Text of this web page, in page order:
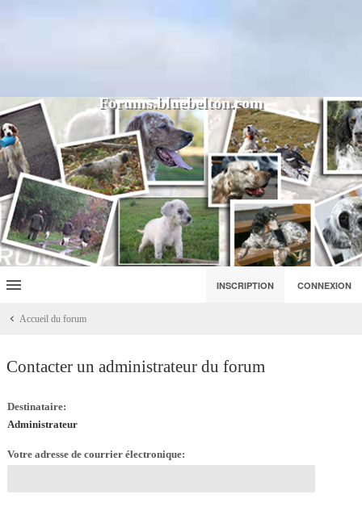
Forums.bluebelton.com
INSCRIPTION CONNEXION
Accueil du forum
Contacter un administrateur du forum
Destinataire:
Administrateur
Votre adresse de courrier électronique: